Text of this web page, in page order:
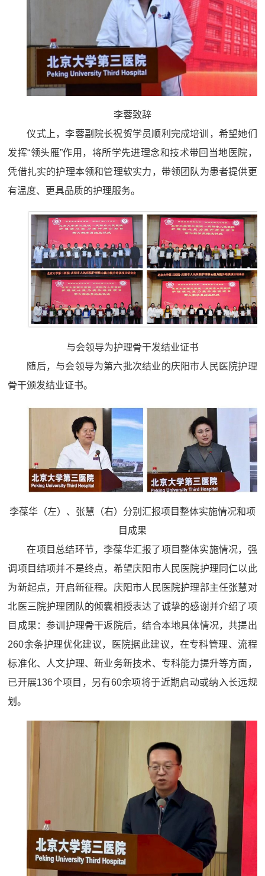
李蓉致辞
仪式上，李蓉副院长祝贺学员顺利完成培训，希望她们
发挥“领头雁”作用，将所学先进理念和技术带回当地医院，
凭借扎实的护理本领和管理软实力，带领团队为患者提供更
有温度、更具品质的护理服务。
与会领导为护理骨干发结业证书
随后，与会领导为第六批次结业的庆阳市人民医院护理
骨干颁发结业证书。
李葆华（左）、张慧（右）分别汇报项目整体实施情况和项
目成果
在项目总结环节，李葆华汇报了项目整体实施情况，强
调项目结项并不是终点，希望庆阳市人民医院护理同仁以此
为新起点，开启新征程。庆阳市人民医院护理部主任张慧对
北医三院护理团队的倾囊相授表达了诚挚的感谢并介绍了项
目成果：参训护理骨干返院后，结合本地具体情况，共提出
260余条护理优化建议，医院据此建议，在专科管理、流程
标准化、人文护理、新业务新技术、专科能力提升等方面，
已开展136个项目，另有60余项将于近期启动或纳入长远规
划。